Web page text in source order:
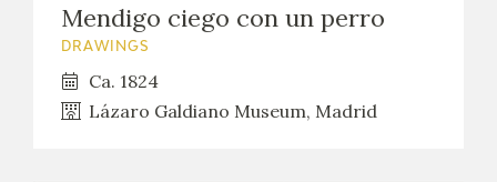
Mendigo ciego con un perro
DRAWINGS
Ca. 1824
Lázaro Galdiano Museum, Madrid